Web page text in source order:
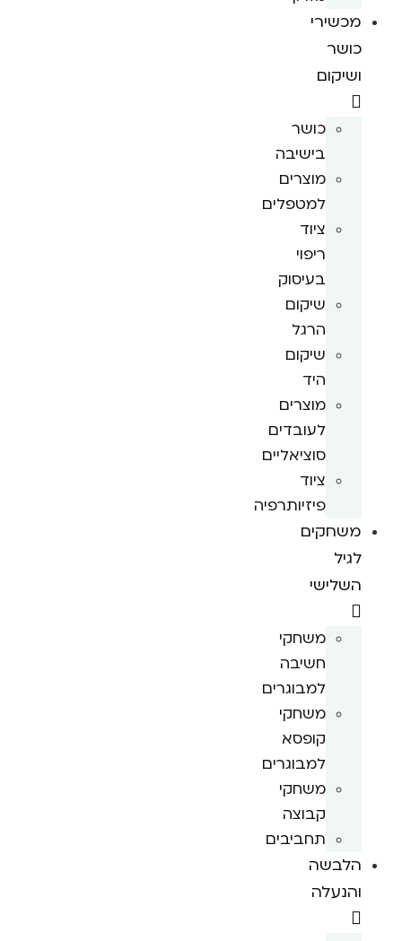
מכשירי
כושר
ושיקום
כושר
בישיבה
מוצרים
למטפלים
ציוד
ריפוי
בעיסוק
שיקום
הרגל
שיקום
היד
מוצרים
לעובדים
סוציאליים
ציוד
פיזיותרפיה
משחקים
לגיל
השלישי
משחקי
חשיבה
למבוגרים
משחקי
קופסא
למבוגרים
משחקי
קבוצה
תחביבים
הלבשה
והנעלה